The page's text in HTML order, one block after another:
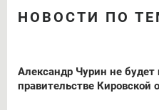
НОВОСТИ ПО
Александр Чурин не будет
правительстве Кировской